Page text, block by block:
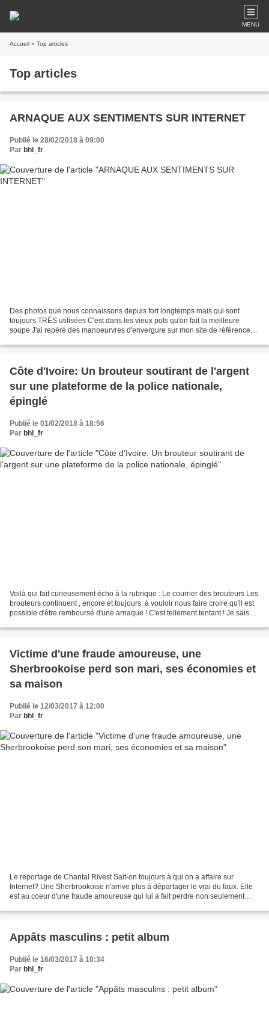
MENU
Accueil » Top articles
Top articles
ARNAQUE AUX SENTIMENTS SUR INTERNET
Publié le 28/02/2018 à 09:00
Par bhl_fr
Des photos que nous connaissons depuis fort longtemps mais qui sont
toujours TRÈS utilisées C'est dans les vieux pots qu'on fait la meilleure
soupe J'ai repéré des manoeurvres d'envergure sur mon site de référence
Côte d'Ivoire: Un brouteur soutirant de l'argent
sur une plateforme de la police nationale,
épinglé
Publié le 01/02/2018 à 18:56
Par bhl_fr
Voilà qui fait curieusement écho à la rubrique : Le courrier des brouteurs Les
brouteurs continuent , encore et toujours, à vouloir nous faire croire qu'il est
possible d'être remboursé d'une arnaque ! C'est tellement tentant ! Je sais
Victime d'une fraude amoureuse, une
Sherbrookoise perd son mari, ses économies et
sa maison
Publié le 12/03/2017 à 12:00
Par bhl_fr
Le reportage de Chantal Rivest Sait-on toujours à qui on a affaire sur
Internet? Une Sherbrookoise n'arrive plus à départager le vrai du faux. Elle
est au coeur d'une fraude amoureuse qui lui a fait perdre non seulement
Appâts masculins : petit album
Publié le 16/03/2017 à 10:34
Par bhl_fr